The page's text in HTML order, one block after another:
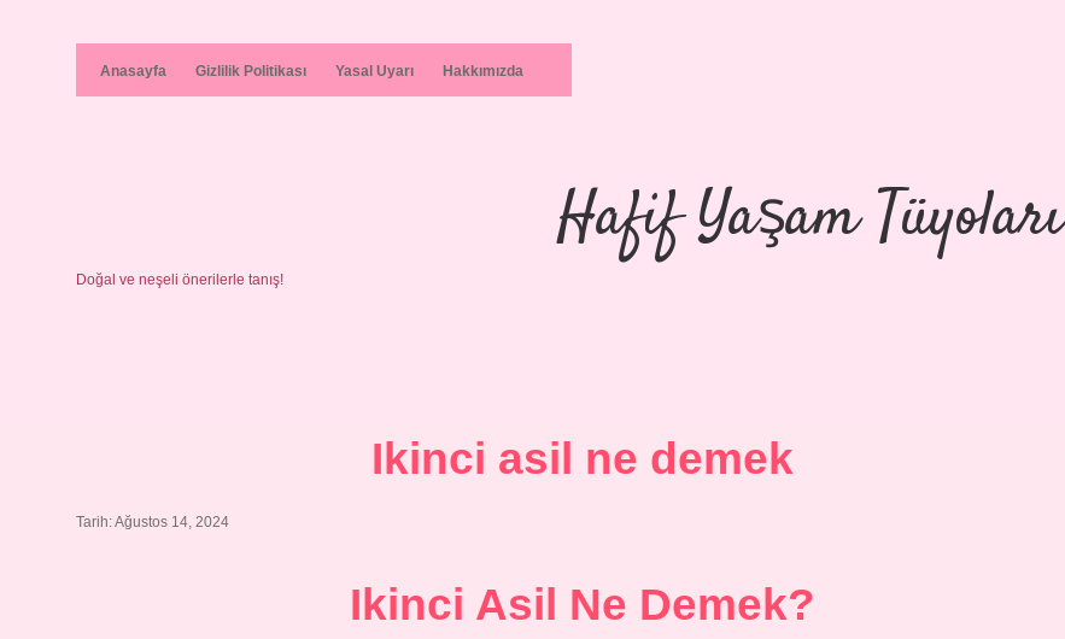
Anasayfa Gizlilik Politikası Yasal Uyarı Hakkımızda
Hafif Yaşam Tüyoları
Doğal ve neşeli önerilerle tanış!
Ikinci asil ne demek
Tarih: Ağustos 14, 2024
Ikinci Asil Ne Demek?